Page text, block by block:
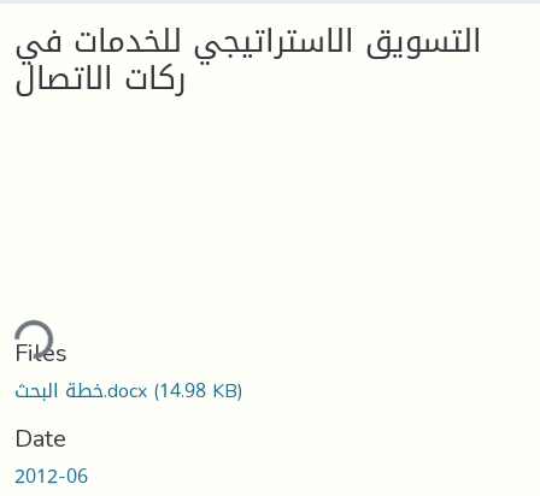
التسويق الاستراتيجي للخدمات في
ركات الاتصال
Files
خطة البحث.docx(14.98 KB)
Date
2012-06